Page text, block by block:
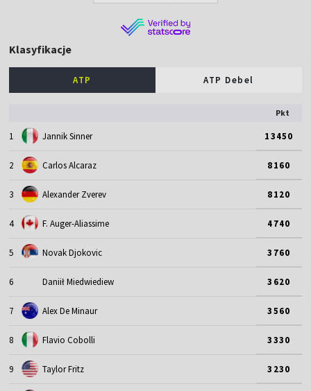
Klasyfikacje
ATP ATP Debel
Pkt
1 Jannik Sinner 13450
2 Carlos Alcaraz 8160
3 Alexander Zverev 8120
4 F. Auger-Aliassime 4740
5 Novak Djokovic 3760
6 Daniił Miedwiediew 3620
7 Alex De Minaur 3560
8 Flavio Cobolli 3330
9 Taylor Fritz 3230